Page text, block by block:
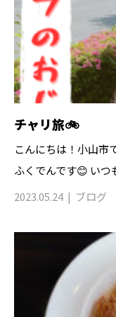
チャリ旅🚲
こんにちは！小山市
ふくでんです😊 いつ
2023.05.24
ブログ